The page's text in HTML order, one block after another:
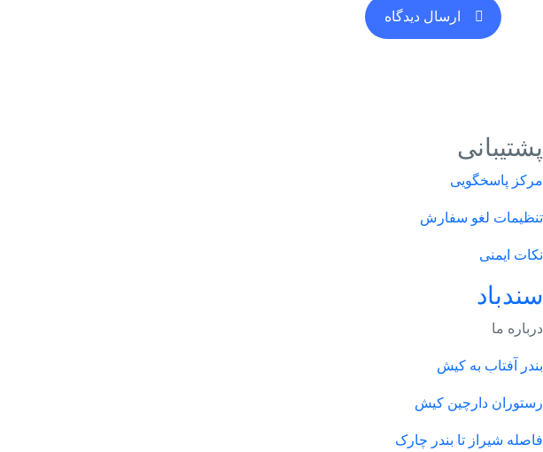
پشتیبانی
مرکز پاسخگویی
تنظیمات لغو سفارش
نکات ایمنی
سندباد
درباره ما
بندر آفتاب به کیش
رستوران دارچین کیش
فاصله شیراز تا بندر چارک